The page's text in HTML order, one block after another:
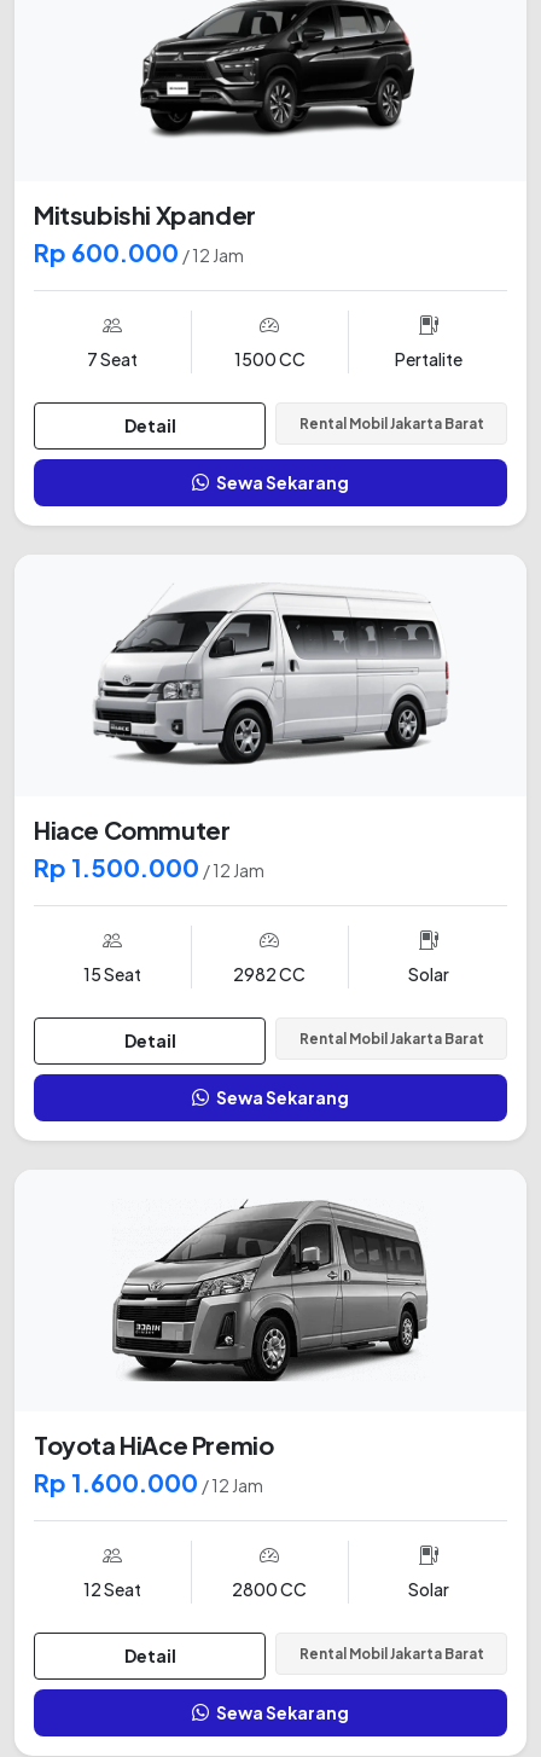
Mitsubishi Xpander
Rp 600.000 / 12 Jam
7 Seat 1500 CC Pertalite
Detail Rental Mobil Jakarta Barat
Sewa Sekarang
Hiace Commuter
Rp 1.500.000 / 12 Jam
15 Seat 2982 CC Solar
Detail Rental Mobil Jakarta Barat
Sewa Sekarang
Toyota HiAce Premio
Rp 1.600.000 / 12 Jam
12 Seat 2800 CC Solar
Detail Rental Mobil Jakarta Barat
Sewa Sekarang